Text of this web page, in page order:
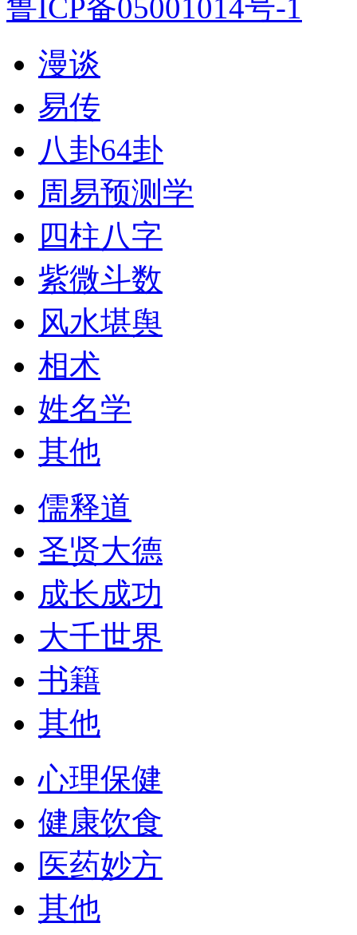
鲁ICP备05001014号-1
漫谈
易传
八卦64卦
周易预测学
四柱八字
紫微斗数
风水堪舆
相术
姓名学
其他
儒释道
圣贤大德
成长成功
大千世界
书籍
其他
心理保健
健康饮食
医药妙方
其他